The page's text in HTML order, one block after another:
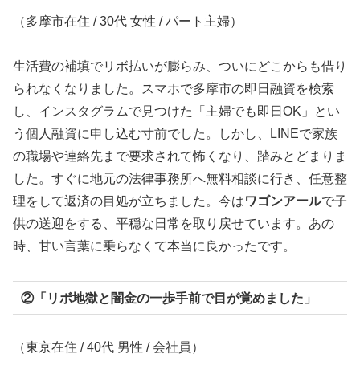
（多摩市在住 / 30代 女性 / パート主婦）
生活費の補填でリボ払いが膨らみ、ついにどこからも借り
られなくなりました。スマホで多摩市の即日融資を検索
し、インスタグラムで見つけた「主婦でも即日OK」とい
う個人融資に申し込む寸前でした。しかし、LINEで家族
の職場や連絡先まで要求されて怖くなり、踏みとどまりま
した。すぐに地元の法律事務所へ無料相談に行き、任意整
理をして返済の目処が立ちました。今はワゴンアールで子
供の送迎をする、平穏な日常を取り戻せています。あの
時、甘い言葉に乗らなくて本当に良かったです。
②「リボ地獄と闇金の一歩手前で目が覚めました」
（東京在住 / 40代 男性 / 会社員）